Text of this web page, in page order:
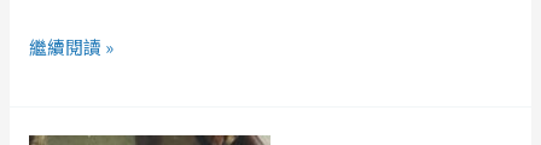
下
理
繼續閱讀 »